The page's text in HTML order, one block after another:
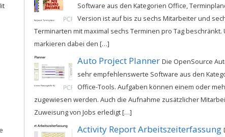
Software aus den Kategorien Office,
Version ist auf bis zu sechs Mitarbeiter und
Terminarten mit maximal sechs Terminen pro Tag
markieren dabei den […]
Auto Project Planner Die OpenSource
sehr empfehlenswerte Software aus den
Office-Tools. Aufgaben können einem oder
zugewiesen werden. Auch die Aufnahme zusätzlicher
Zuweisung von Jobs erledigt […]
Activity Report Arbeitszeiterfassung